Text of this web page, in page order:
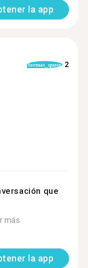
la app
format_quote 2
que
más
la app